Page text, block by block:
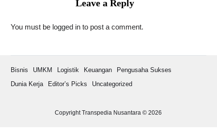
Leave a Reply
You must be logged into post a comment.
Copyright Transpedia Nusantara © 2026
Bisnis UMKM Logistik Keuangan
Pengusaha Sukses
Dunia Kerja
Editor’s Picks Uncategorized